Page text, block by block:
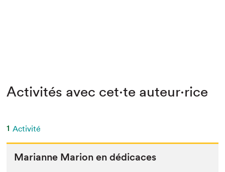
Activités avec cet·te auteur·rice
1 Activité
Mar­i­anne Mar­i­on en dédicaces